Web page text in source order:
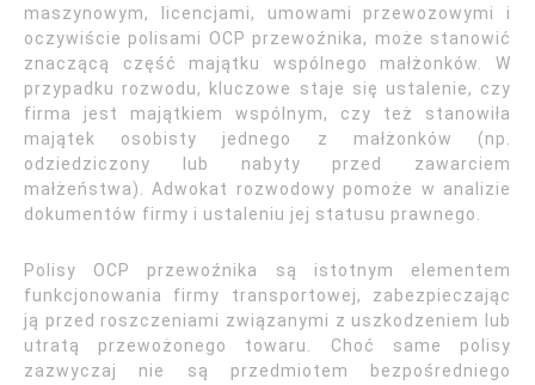
maszynowym, licencjami, umowami przewozowymi i
oczywiście polisami OCP przewoźnika, może stanowić
znaczącą część majątku wspólnego małżonków. W
przypadku rozwodu, kluczowe staje się ustalenie, czy
firma jest majątkiem wspólnym, czy też stanowiła
majątek osobisty jednego z małżonków (np.
odziedziczony lub nabyty przed zawarciem
małżeństwa). Adwokat rozwodowy pomoże w analizie
dokumentów firmy i ustaleniu jej statusu prawnego.
Polisy OCP przewoźnika są istotnym elementem
funkcjonowania firmy transportowej, zabezpieczając
ją przed roszczeniami związanymi z uszkodzeniem lub
utratą przewożonego towaru. Choć same polisy
zazwyczaj nie są przedmiotem bezpośredniego